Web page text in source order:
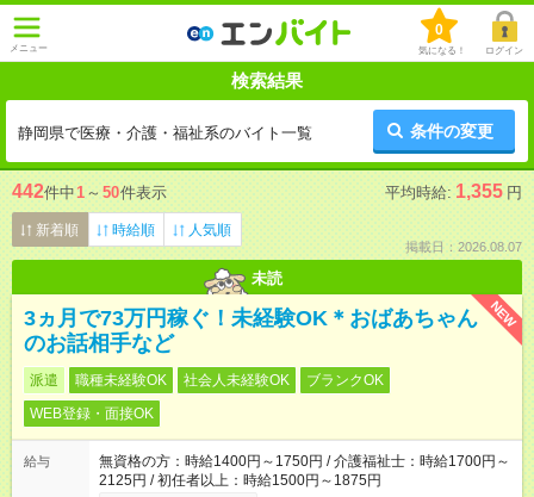
メニュー
0
気になる！ ログイン
検索結果
静岡県で医療・介護・福祉系のバイト一覧 条件の変更
442件中1 ～ 50件表示 平均時給: 1,355 円
新着順 時給順 人気順
掲載日：2026.08.07
未読
NEW
3ヵ月で73万円稼ぐ！未経験OK＊おばあちゃん
のお話相手など
派遣 職種未経験OK 社会人未経験OK
ブランクOK
WEB登録・面接OK
給与
無資格の方：時給1400円～1750円 / 介護福祉士：時給1700円～
2125円 / 初任者以上：時給1500円～1875円